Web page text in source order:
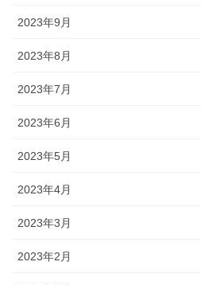
2023年9月
2023年8月
2023年7月
2023年6月
2023年5月
2023年4月
2023年3月
2023年2月